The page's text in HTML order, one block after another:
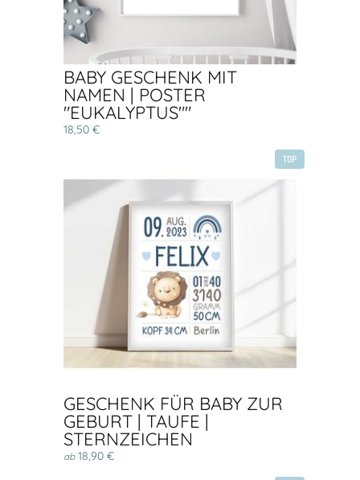
BABY GESCHENK MIT
NAMEN | POSTER
"EUKALYPTUS""
18,50 €
TOP
GESCHENK FÜR BABY ZUR
GEBURT | TAUFE |
STERNZEICHEN
ab18,90 €